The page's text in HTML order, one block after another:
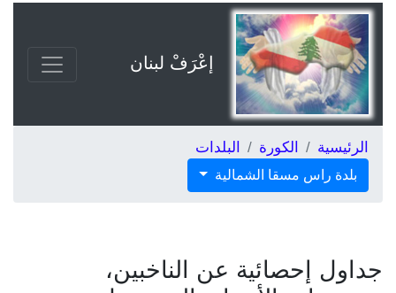
إعْرَفْ لبنان
الرئيسية الكورة البلدات
بلدة راس مسقا الشمالية
جداول إحصائية عن الناخبين،